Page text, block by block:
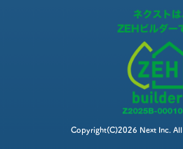
Copyright(C)2026 Next Inc. All